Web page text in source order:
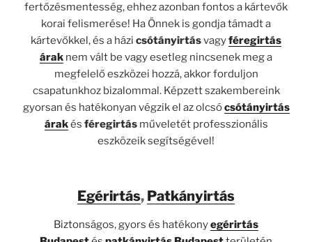
fertőzésmentesség, ehhez azonban fontos a kártevők
korai felismerése! Ha Önnek is gondja támadt a
kártevőkkel, és a házi csótányirtásvagyféregirtás
árak nem vált be vagy esetleg nincsenek meg a
megfelelő eszközei hozzá, akkor forduljon
csapatunkhoz bizalommal. Képzett szakembereink
gyorsan és hatékonyan végzik el az olcsócsótányirtás
árakés féregirtásműveletét professzionális
eszközeik segítségével!
Egérirtás, Patkányirtás
Biztonságos, gyors és hatékonyegérirtás